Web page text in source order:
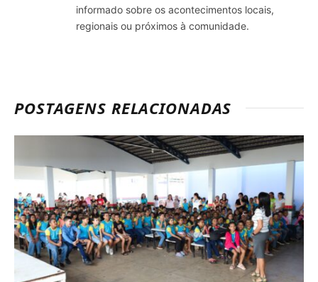
informado sobre os acontecimentos locais,
regionais ou próximos à comunidade.
POSTAGENS RELACIONADAS